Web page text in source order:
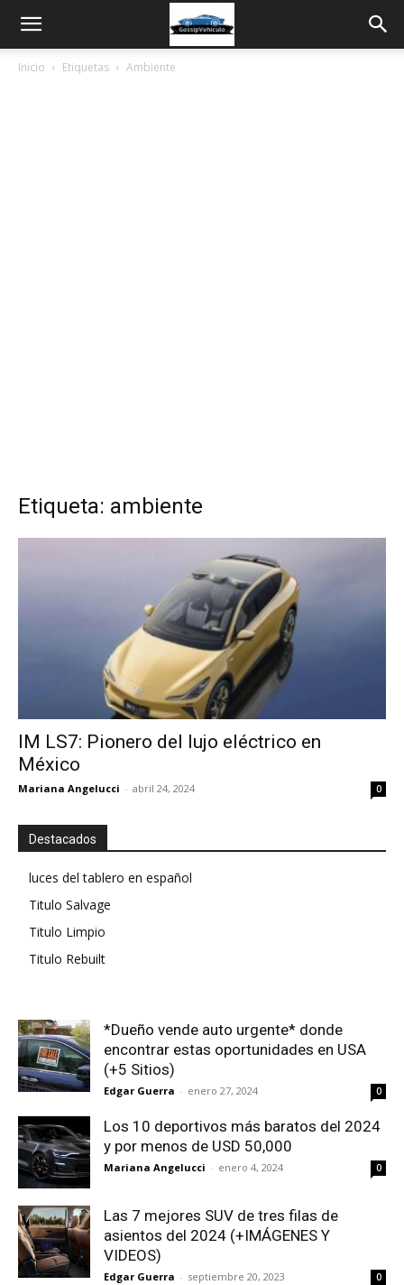
Inicio Etiquetas Ambiente
Etiqueta: ambiente
IM LS7: Pionero del lujo eléctrico en
México
Mariana Angelucci - abril 24, 2024 0
Destacados
luces del tablero en español
Titulo Salvage
Titulo Limpio
Titulo Rebuilt
*Dueño vende auto urgente* donde
encontrar estas oportunidades en USA
(+5 Sitios)
Edgar Guerra - enero 27, 2024 0
Los 10 deportivos más baratos del 2024
y por menos de USD 50,000
Mariana Angelucci - enero 4, 2024 0
Las 7 mejores SUV de tres filas de
asientos del 2024 (+IMÁGENES Y
VIDEOS)
Edgar Guerra - septiembre 20, 2023 0